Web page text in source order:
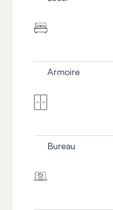
Armoire
Bureau